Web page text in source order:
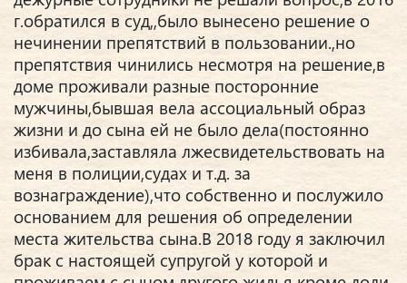
г.обратился в суд,,было вынесено решение о
нечинении препятствий в пользовании.,но
препятствия чинились несмотря на решение,в
доме проживали разные посторонние
мужчины,бывшая вела ассоциальный образ
жизни и до сына ей не было дела(постоянно
избивала,заставляла лжесвидетельствовать на
меня в полиции,судах и т.д. за
вознаграждение),что собственно и послужило
основанием для решения об определении
места жительства сына.В 2018 году я заключил
брак с настоящей супругой у которой и